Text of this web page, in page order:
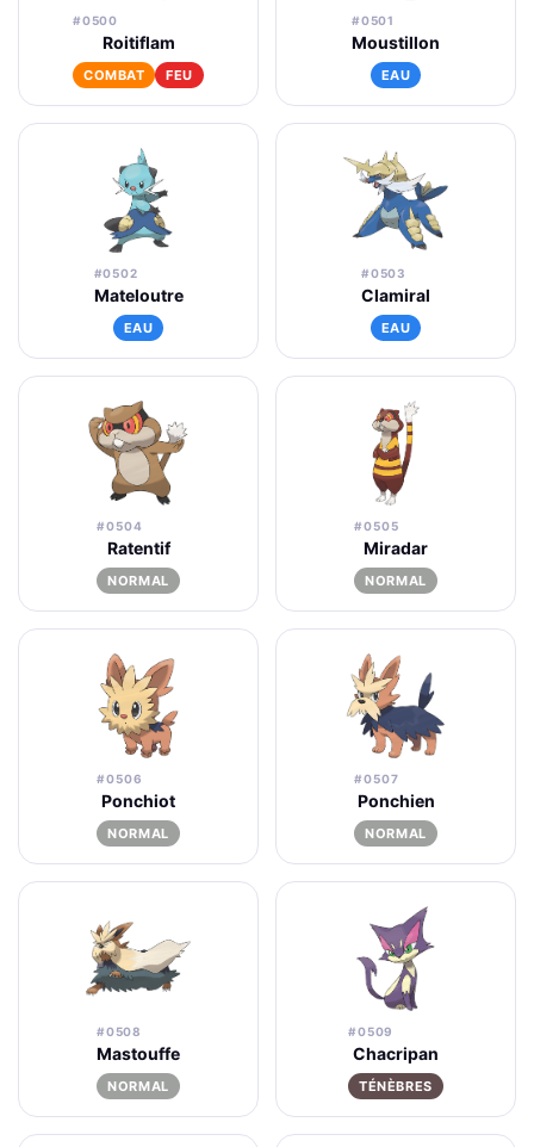
#0500
Roitiflam
COMBAT FEU
#0501
Moustillon
EAU
#0502
Mateloutre
EAU
#0503
Clamiral
EAU
#0504
Ratentif
NORMAL
#0505
Miradar
NORMAL
#0506
Ponchiot
NORMAL
#0507
Ponchien
NORMAL
#0508
Mastouffe
NORMAL
#0509
Chacripan
TÉNÈBRES